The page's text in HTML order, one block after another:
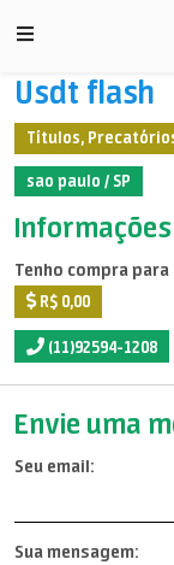
Usdt flash
Títulos,
sao paulo / SP
Informações
Tenho compra
R$ 0,00
(11)92594-1208
Envie uma
Seu email:
Sua mensagem: